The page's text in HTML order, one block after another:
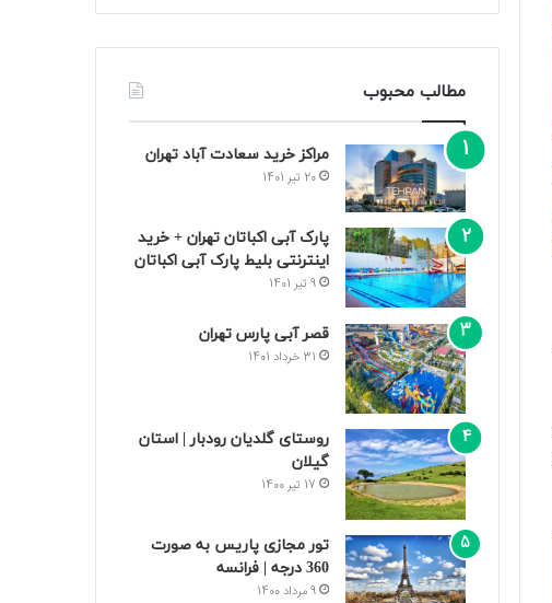
مطالب محبوب
مراکز خرید سعادت‌ آباد تهران
20 تیر 1401
پارک آبی اکباتان تهران + خرید
اینترنتی بلیط پارک آبی اکباتان
9 تیر 1401
قصر آبی پارس تهران
31 خرداد 1401
روستای گلدیان رودبار | استان
گیلان
17 تیر 1400
تور مجازی پاریس به صورت
360 درجه | فرانسه
9 مرداد 1400